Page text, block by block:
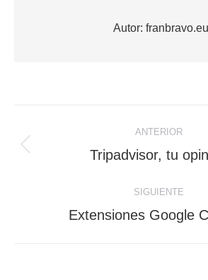
Autor: franbravo.eu
entre
publicaciones
ANTERIOR
Tripadvisor, tu
SIGUIENTE
Extensiones Google